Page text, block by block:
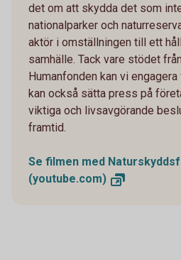
det om att skydda det som
nationalparker och
aktör i omställningen till ett
samhälle. Tack vare stödet
Humanfonden kan vi
kan också sätta press på
viktiga och livsavgörande
framtid.
Se filmen med
(youtube.com)